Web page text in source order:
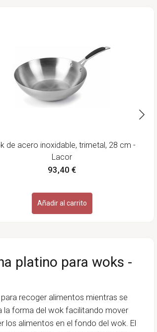
de acero inoxidable, trimetal, 28 cm -
Lacor
93,40 €
Añadir al carrito
platino para woks -
para recoger alimentos mientras se
la forma del wok facilitando mover
los alimentos en el fondo del wok. El